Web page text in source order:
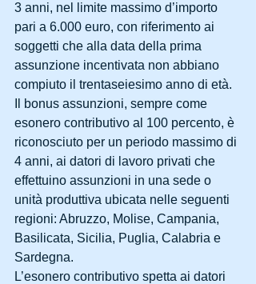
3 anni, nel limite massimo d’importo
pari a 6.000 euro, con riferimento ai
soggetti che alla data della prima
assunzione incentivata non abbiano
compiuto il trentaseiesimo anno di età.
Il bonus assunzioni, sempre come
esonero contributivo al 100 percento, è
riconosciuto per un periodo massimo di
4 anni, ai datori di lavoro privati che
effettuino assunzioni in una sede o
unità produttiva ubicata nelle seguenti
regioni: Abruzzo, Molise, Campania,
Basilicata, Sicilia, Puglia, Calabria e
Sardegna.
L’esonero contributivo spetta ai datori